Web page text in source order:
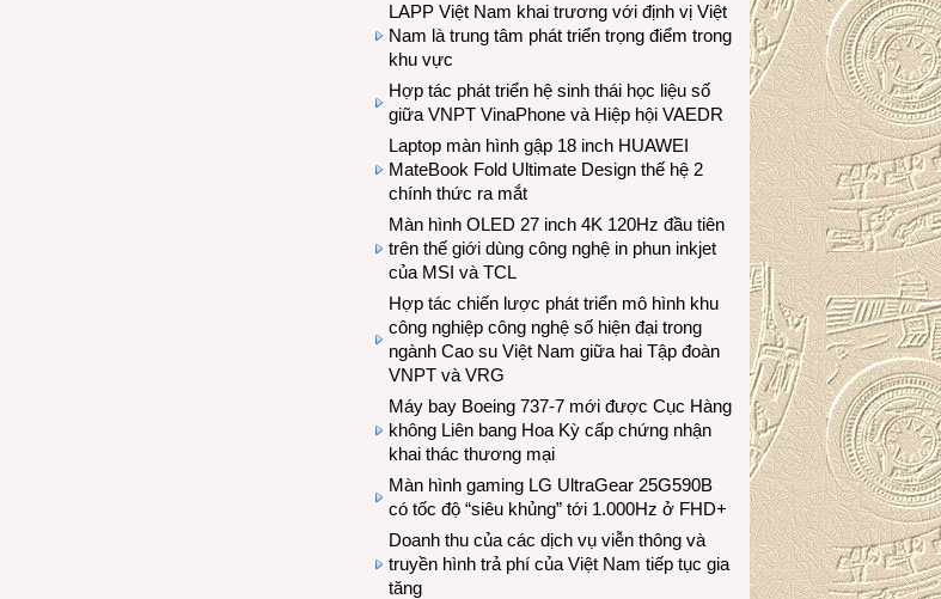
LAPP Việt Nam khai trương với định vị Việt
Nam là trung tâm phát triển trọng điểm trong
khu vực
Hợp tác phát triển hệ sinh thái học liệu số
giữa VNPT VinaPhone và Hiệp hội VAEDR
Laptop màn hình gập 18 inch HUAWEI
MateBook Fold Ultimate Design thế hệ 2
chính thức ra mắt
Màn hình OLED 27 inch 4K 120Hz đầu tiên
trên thế giới dùng công nghệ in phun inkjet
của MSI và TCL
Hợp tác chiến lược phát triển mô hình khu
công nghiệp công nghệ số hiện đại trong
ngành Cao su Việt Nam giữa hai Tập đoàn
VNPT và VRG
Máy bay Boeing 737-7 mới được Cục Hàng
không Liên bang Hoa Kỳ cấp chứng nhận
khai thác thương mại
Màn hình gaming LG UltraGear 25G590B
có tốc độ “siêu khủng” tới 1.000Hz ở FHD+
Doanh thu của các dịch vụ viễn thông và
truyền hình trả phí của Việt Nam tiếp tục gia
tăng